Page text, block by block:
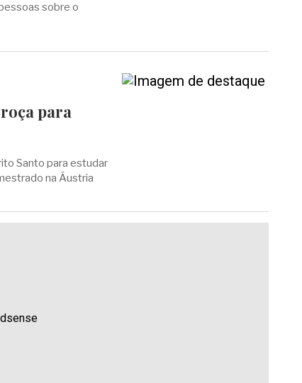
sobre o
para
Santo para estudar
na Áustria